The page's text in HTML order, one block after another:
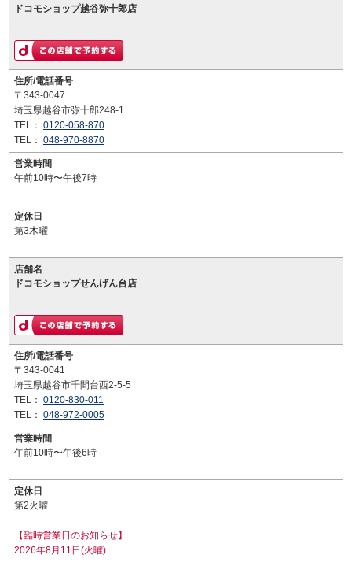
ドコモショップ越谷弥十郎店
住所/電話番号
〒343-0047
埼玉県越谷市弥十郎248-1
TEL： 0120-058-870
TEL： 048-970-8870
営業時間
午前10時〜午後7時
定休日
第3木曜
店舗名
ドコモショップせんげん台店
住所/電話番号
〒343-0041
埼玉県越谷市千間台西2-5-5
TEL： 0120-830-011
TEL： 048-972-0005
営業時間
午前10時〜午後6時
定休日
第2火曜
【臨時営業日のお知らせ】
2026年8月11日(火曜)